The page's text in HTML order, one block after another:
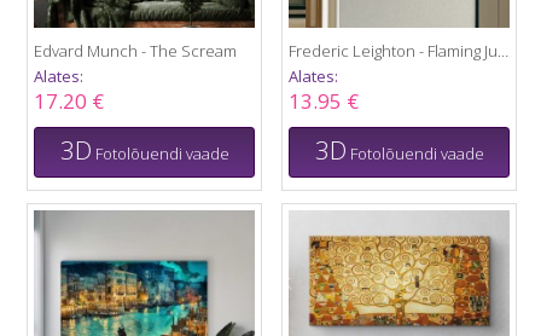
Edvard Munch - The Scream
Alates:
17.20 €
3D Fotolõuendi vaade
Frederic Leighton - Flaming June
Alates:
13.95 €
3D Fotolõuendi vaade